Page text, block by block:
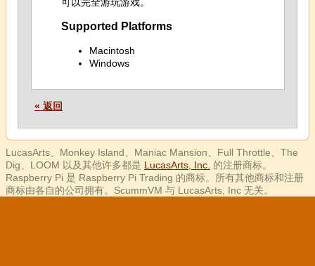
Supported Platforms
Macintosh
Windows
« 返回
LucasArts、Monkey Island、Maniac Mansion、Full Throttle、The
Dig、LOOM 以及其他许多都是 LucasArts, Inc. 的注册商标。
Raspberry Pi 是 Raspberry Pi Trading 的商标。所有其他商标和注册
商标由各自的公司拥有。ScummVM 与 LucasArts, Inc 无关。